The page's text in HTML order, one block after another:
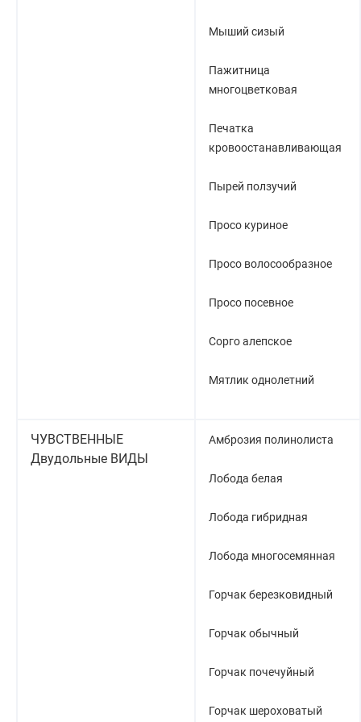
Мыший сизый
Пажитница
многоцветковая
Печатка
кровоостанавливающая
Пырей ползучий
Просо куриное
Просо волосообразное
Просо посевное
Сорго алепское
Мятлик однолетний
ЧУВСТВЕННЫЕ
Двудольные ВИДЫ
Амброзия полинолиста
Лобода белая
Лобода гибридная
Лобода многосемянная
Горчак березковидный
Горчак обычный
Горчак почечуйный
Горчак шероховатый